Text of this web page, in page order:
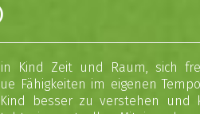
Kind Zeit und Raum, sich
Fähigkeiten im eigenen
besser zu verstehen und